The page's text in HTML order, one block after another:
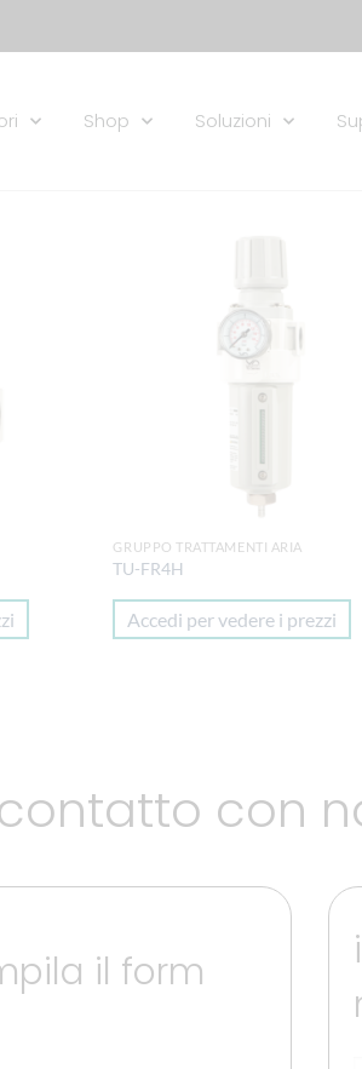
Shop Soluzioni
GRUPPO TRATTAMENTI ARIA
TU-FR4H
Accedi per vedere i prezzi
con
il form